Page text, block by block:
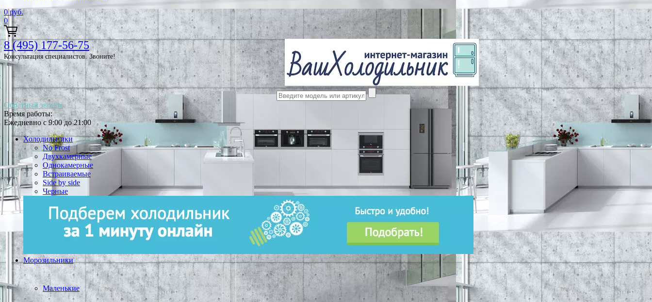
0 руб.
0
8 (495) 177-56-75
Консультация специалистов. Звоните!
Обратный звонок
Время работы:
Ежедневно с 9:00 до 21:00
Холодильники
No Frost
Двухкамерные
Однокамерные
Встраиваемые
Side by side
Черные
Морозильники
Маленькие